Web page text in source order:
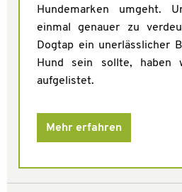
Hundemarken umgeht.
einmal genauer zu
Dogtap ein unerlässlicher
Hund sein sollte, haben
aufgelistet.
Mehr erfahren